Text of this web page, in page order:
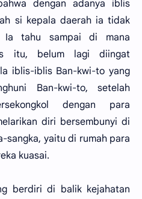
dengan adanya iblis
si kepala daerah ia tidak
Ia tahu sampai di mana
itu, belum lagi diingat
iblis-iblis Ban-kwi-to yang
Ban-kwi-to, setelah
dengan para
diri bersembunyi di
sangka, yaitu di rumah para
kuasai.
berdiri di balik kejahatan